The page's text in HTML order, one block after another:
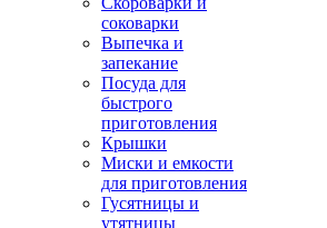
соковарки
Выпечка и
запекание
Посуда для
быстрого
приготовления
Крышки
Миски и емкости
для приготовления
Гусятницы и
утятницы